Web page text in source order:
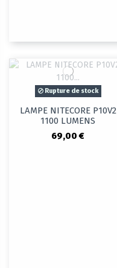
Rupture de stock
LAMPE NITECORE P10V2
1100 LUMENS
69,00 €